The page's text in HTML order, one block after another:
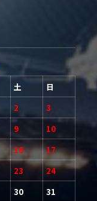
土
日
2
3
9
10
16
17
23
24
30 31